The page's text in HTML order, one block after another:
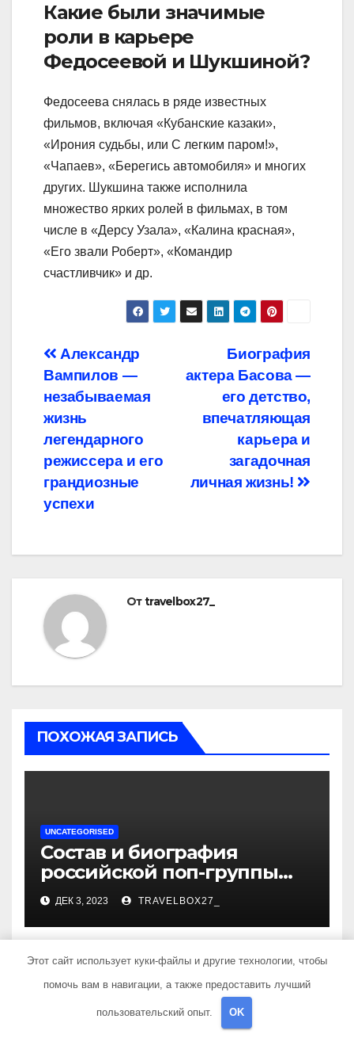
Какие были значимые
роли в карьере
Федосеевой и Шукшиной?
Федосеева снялась в ряде известных
фильмов, включая «Кубанские казаки»,
«Ирония судьбы, или С легким паром!»,
«Чапаев», «Берегись автомобиля» и многих
других. Шукшина также исполнила
множество ярких ролей в фильмах, в том
числе в «Дерсу Узала», «Калина красная»,
«Его звали Роберт», «Командир
счастливчик» и др.
Навигация
по
записям
Биография
актера Басова —
его детство,
впечатляющая
карьера и
загадочная
личная жизнь!
Александр
Вампилов —
незабываемая
жизнь
легендарного
режиссера и его
грандиозные
успехи
Отtravelbox27_
ПОХОЖАЯ ЗАПИСЬ
UNCATEGORISED
Состав и биография
российской поп-группы
«Иванушки интернешнл»
— история успеха, музыка
и судьбы участников
ДЕК 3, 2023 TRAVELBOX27_
Политов Владимир —
Этот сайт использует куки-файлы и другие технологии, чтобы
помочь вам в навигации, а также предоставить лучший
пользовательский опыт. OK